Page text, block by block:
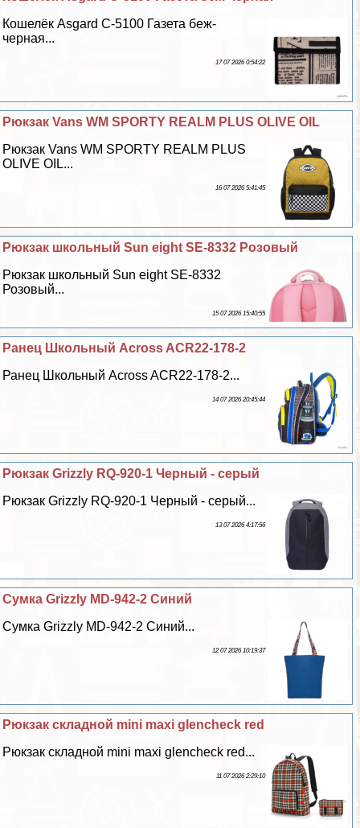
Кошелёк Asgard С-5100 Газета беж-
черная...
17 07 2026 0:54:22
Рюкзак Vans WM SPORTY REALM PLUS OLIVE OIL
Рюкзак Vans WM SPORTY REALM PLUS
OLIVE OIL...
16 07 2026 5:41:45
Рюкзак школьный Sun eight SE-8332 Розовый
Рюкзак школьный Sun eight SE-8332
Розовый...
15 07 2026 15:40:55
Ранец Школьный Across ACR22-178-2
Ранец Школьный Across ACR22-178-2...
14 07 2026 20:45:44
Рюкзак Grizzly RQ-920-1 Черный - серый
Рюкзак Grizzly RQ-920-1 Черный - серый...
13 07 2026 4:17:56
Сумка Grizzly MD-942-2 Синий
Сумка Grizzly MD-942-2 Синий...
12 07 2026 10:19:37
Рюкзак складной mini maxi glencheck red
Рюкзак складной mini maxi glencheck red...
11 07 2026 2:29:10